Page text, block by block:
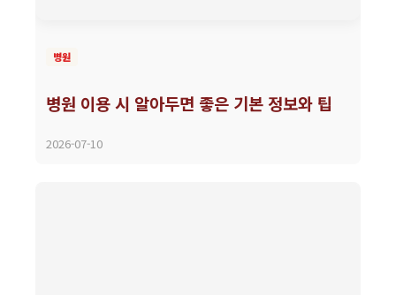
병원
병원 이용 시 알아두면 좋은 기본 정보와 팁
2026-07-10